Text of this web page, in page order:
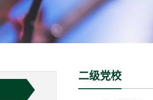
二级党校